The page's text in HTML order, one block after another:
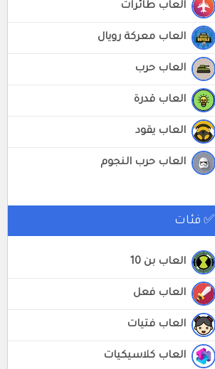
العاب طائرات
العاب معركة رويال
العاب حرب
العاب قدرة
العاب يقود
العاب حرب النجوم
✅ فئات
العاب بن 10
العاب فعل
العاب فتيات
العاب كلاسيكيات